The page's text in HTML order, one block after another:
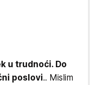
u trudnoći. Do
poslovi.. Mislim